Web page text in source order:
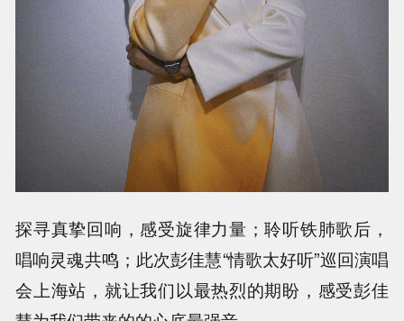
探寻真挚回响，感受旋律力量；聆听铁肺歌后，
唱响灵魂共鸣；此次彭佳慧“情歌太好听”巡回演唱
会上海站，就让我们以最热烈的期盼，感受彭佳